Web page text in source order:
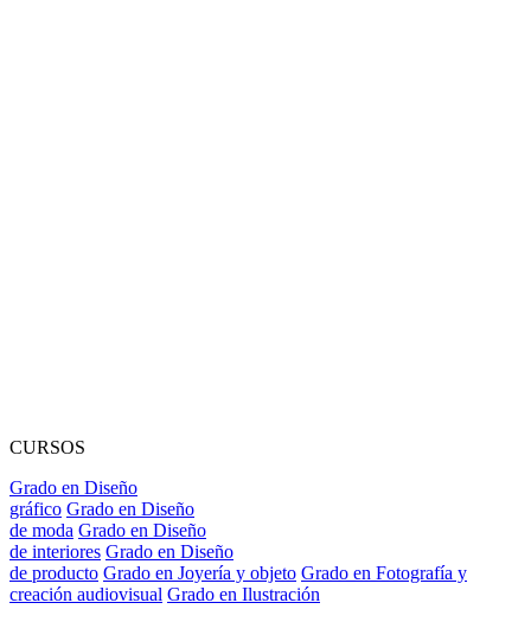
CURSOS
Grado en Diseño
gráfico Grado en Diseño
de moda Grado en Diseño
de interiores Grado en Diseño
de producto Grado en Joyería y objeto Grado en Fotografía y
creación audiovisual Grado en Ilustración